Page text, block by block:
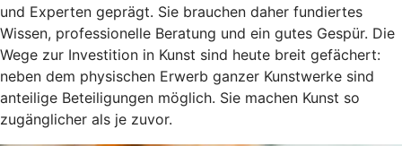
und Experten geprägt. Sie brauchen daher fundiertes
Wissen, professionelle Beratung und ein gutes Gespür. Die
Wege zur Investition in Kunst sind heute breit gefächert:
neben dem physischen Erwerb ganzer Kunstwerke sind
anteilige Beteiligungen möglich. Sie machen Kunst so
zugänglicher als je zuvor.